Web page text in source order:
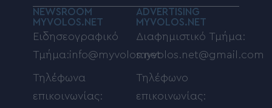
NEWSROOM
MYVOLOS.NET
Ειδησεογραφικό
Τμήμα:info@myvolos.net
Τηλέφωνα
επικοινωνίας:
ADVERTISING
MYVOLOS.NET
Διαφημιστικό Τμήμα:
myvolos.net@gmail.com
Τηλέφωνο
επικοινωνίας: